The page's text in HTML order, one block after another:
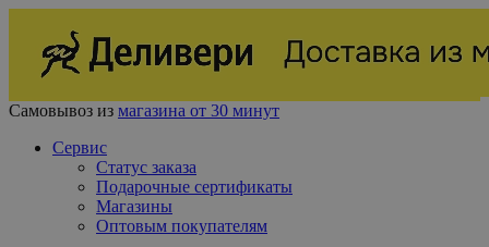
Самовывоз из магазина от 30 минут
Сервис
Статус заказа
Подарочные сертификаты
Магазины
Оптовым покупателям